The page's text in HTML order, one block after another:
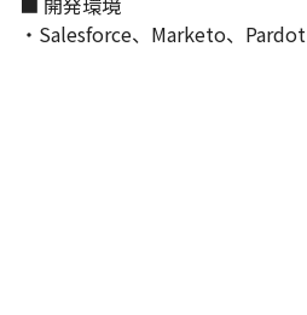
・Salesforce、Marketo、Pardot